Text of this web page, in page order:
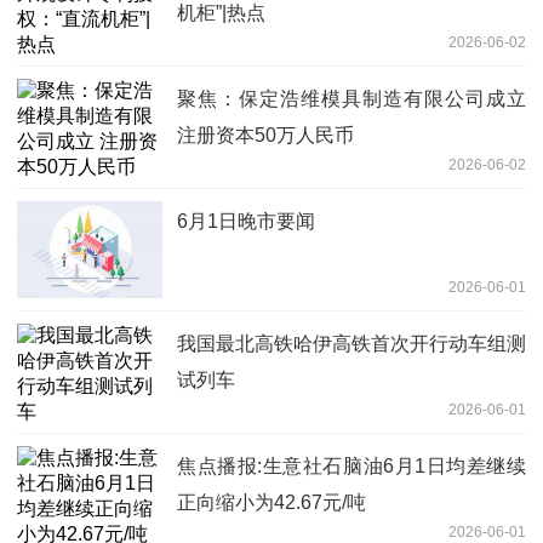
机柜”|热点
2026-06-02
聚焦：保定浩维模具制造有限公司成立
注册资本50万人民币
2026-06-02
6月1日晚市要闻
2026-06-01
我国最北高铁哈伊高铁首次开行动车组测
试列车
2026-06-01
焦点播报:生意社石脑油6月1日均差继续
正向缩小为42.67元/吨
2026-06-01